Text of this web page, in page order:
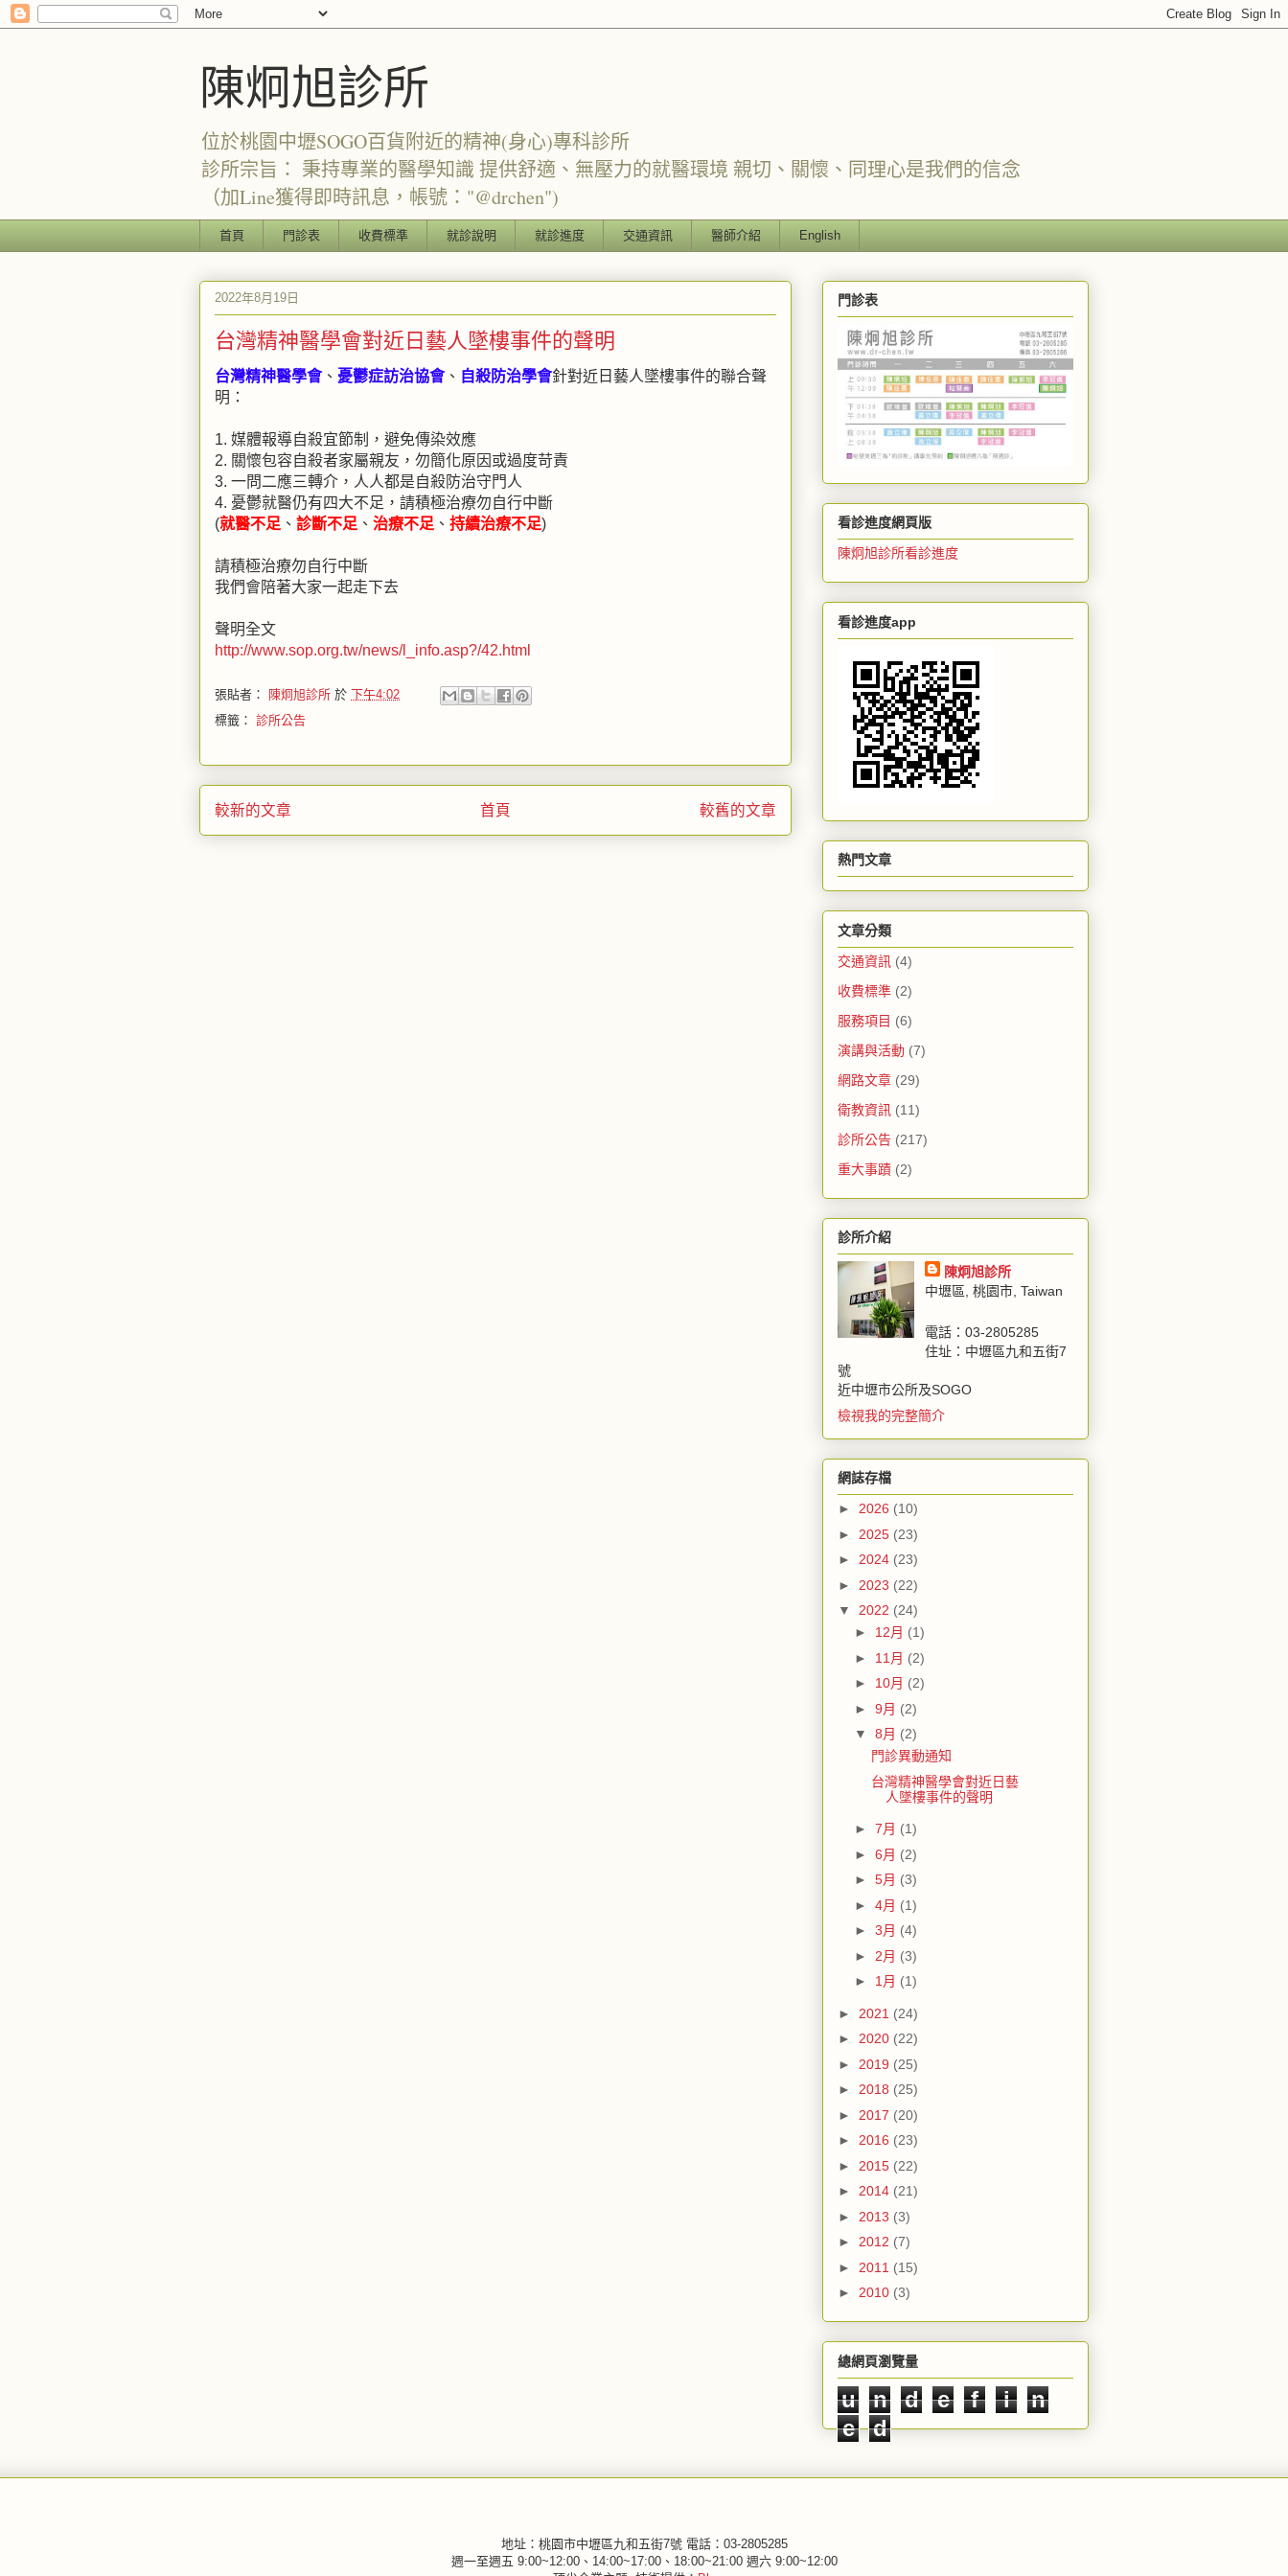
陳炯旭診所
位於桃園中壢SOGO百貨附近的精神(身心)專科診所
診所宗旨： 秉持專業的醫學知識 提供舒適、無壓力的就醫環境 親切、關懷、同理心是我們的信念
（加Line獲得即時訊息，帳號："@drchen")
首頁 門診表 收費標準 就診說明 就診進度 交通資訊 醫師介紹 English
2022年8月19日
台灣精神醫學會對近日藝人墜樓事件的聲明
台灣精神醫學會、 憂鬱症訪治協會、 自殺防治學會針對近日藝人墜樓事件的聯合聲
明：
1. 媒體報導自殺宜節制，避免傳染效應
2. 關懷包容自殺者家屬親友，勿簡化原因或過度苛責
3. 一問二應三轉介，人人都是自殺防治守門人
4. 憂鬱就醫仍有四大不足，請積極治療勿自行中斷
(就醫不足 、 診斷不足 、 治療不足 、 持續治療不足)
請積極治療勿自行中斷
我們會陪著大家一起走下去
聲明全文
http://www.sop.org.tw/news/l_info.asp?/42.html
張貼者： 陳炯旭診所 於 下午4:02
標籤： 診所公告
較新的文章 較舊的文章
首頁
門診表
看診進度網頁版
陳炯旭診所看診進度
看診進度app
熱門文章
文章分類
交通資訊 (4)
收費標準 (2)
服務項目 (6)
演講與活動 (7)
網路文章 (29)
衛教資訊 (11)
診所公告 (217)
重大事蹟 (2)
診所介紹
陳炯旭診所
中壢區, 桃園市, Taiwan
電話：03-2805285
住址：中壢區九和五街7
號
近中壢市公所及SOGO
檢視我的完整簡介
網誌存檔
► 2026 (10)
► 2025 (23)
► 2024 (23)
► 2023 (22)
▼ 2022 (24)
► 12月 (1)
► 11月 (2)
► 10月 (2)
► 9月 (2)
▼ 8月 (2)
門診異動通知
台灣精神醫學會對近日藝
人墜樓事件的聲明
► 7月 (1)
► 6月 (2)
► 5月 (3)
► 4月 (1)
► 3月 (4)
► 2月 (3)
► 1月 (1)
► 2021 (24)
► 2020 (22)
► 2019 (25)
► 2018 (25)
► 2017 (20)
► 2016 (23)
► 2015 (22)
► 2014 (21)
► 2013 (3)
► 2012 (7)
► 2011 (15)
► 2010 (3)
總網頁瀏覽量
u n d e f i
n
e
d
地址：桃園市中壢區九和五街7號 電話：03-2805285
週一至週五 9:00~12:00、14:00~17:00、18:00~21:00 週六 9:00~12:00